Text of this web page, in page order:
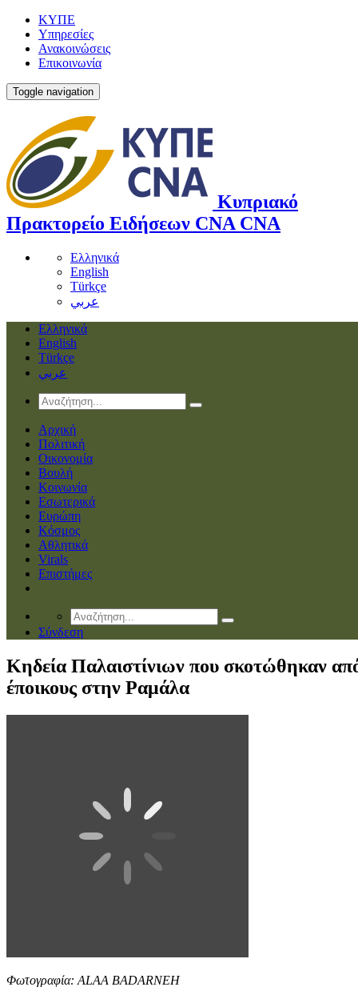
ΚΥΠΕ
Υπηρεσίες
Ανακοινώσεις
Επικοινωνία
Toggle navigation
Κυπριακό
Πρακτορείο Ειδήσεων CNA CNA
Ελληνικά
English
Türkçe
عربي
Ελληνικά
English
Türkçe
عربي
Αρχική
Πολιτική
Οικονομία
Βουλή
Κοινωνία
Εσωτερικά
Ευρώπη
Κόσμος
Αθλητικά
Virals
Επιστήμες
Σύνδεση
Κηδεία Παλαιστίνιων που σκοτώθηκαν
έποικους στην Ραμάλα
Φωτογραφία: ALAA BADARNEH